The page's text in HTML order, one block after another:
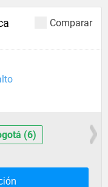
Comparar
(6)